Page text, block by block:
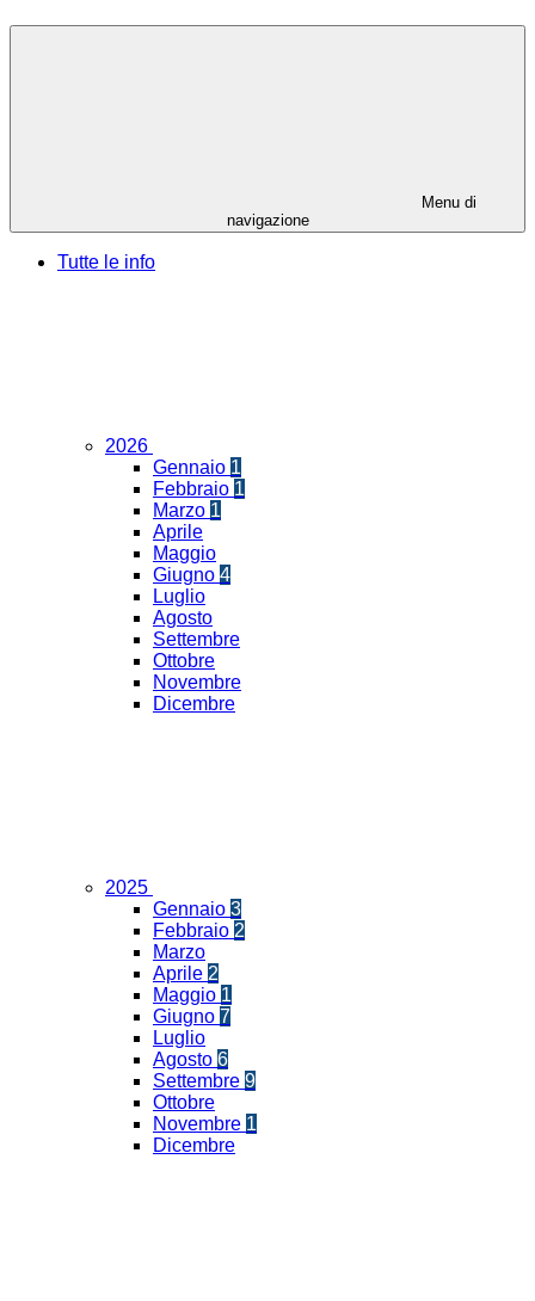
Menu di
navigazione
Tutte le info
2026
Gennaio 1
Febbraio 1
Marzo 1
Aprile
Maggio
Giugno 4
Luglio
Agosto
Settembre
Ottobre
Novembre
Dicembre
2025
Gennaio 3
Febbraio 2
Marzo
Aprile 2
Maggio 1
Giugno 7
Luglio
Agosto 6
Settembre 9
Ottobre
Novembre 1
Dicembre